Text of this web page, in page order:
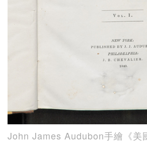
John James Audubon手繪《美